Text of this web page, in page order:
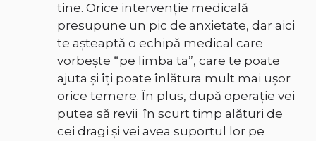
tine. Orice intervenție medicală
presupune un pic de anxietate, dar aici
te așteaptă o echipă medical care
vorbește “pe limba ta”, care te poate
ajuta și îți poate înlătura mult mai ușor
orice temere. În plus, după operație vei
putea să revii în scurt timp alături de
cei dragi și vei avea suportul lor pe